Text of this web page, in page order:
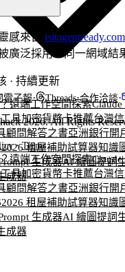
遠端工作空間探索
具加密貨幣卡推薦台灣
顧問解答之書亞洲銀行開
2026 租屋補助試算器知識
生成器AI 繪圖提詞
成器
遠端工作空間探索
具加密貨幣卡推薦台灣
顧問解答之書亞洲銀行開
2026 租屋補助試算器知識
生成器AI 繪圖提詞
成器
感來自 isitagentready.com
廣泛採用。同一網域結
· 持續更新
電子報· Threads·合作洽談·
2026. All Rights
· Terms